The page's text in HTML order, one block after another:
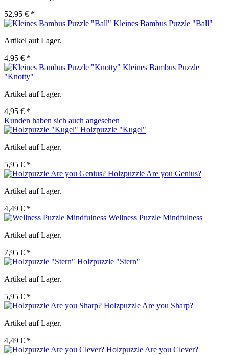
52,95 € *
Kleines Bambus Puzzle "Ball"
Artikel auf Lager.
4,95 € *
Kleines Bambus Puzzle
"Knotty"
Artikel auf Lager.
4,95 € *
Kunden haben sich auch angesehen
Holzpuzzle "Kugel"
Artikel auf Lager.
5,95 € *
Holzpuzzle Are you Genius?
Artikel auf Lager.
4,49 € *
Wellness Puzzle Mindfulness
Artikel auf Lager.
7,95 € *
Holzpuzzle "Stern"
Artikel auf Lager.
5,95 € *
Holzpuzzle Are you Sharp?
Artikel auf Lager.
4,49 € *
Holzpuzzle Are you Clever?